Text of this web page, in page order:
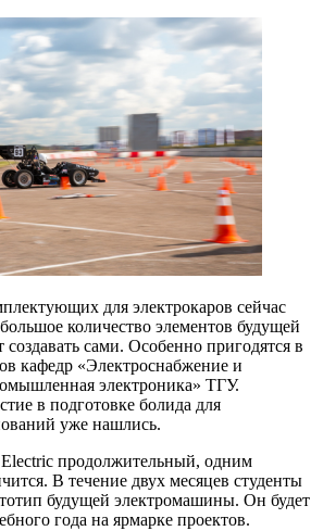
для электрокаров сейчас
количество элементов будущей
сами. Особенно пригодятся в
кафедр «Электроснабжение и
электроника» ТГУ.
в подготовке болида для
уже нашлись.
продолжительный, одним
В течение двух месяцев студенты
будущей электромашины. Он будет
года на ярмарке проектов.